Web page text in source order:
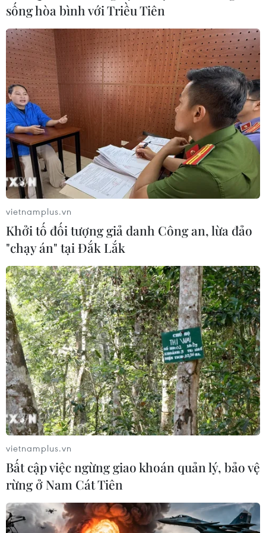
sống hòa bình với Triều Tiên
vietnamplus.vn
Khởi tố đối tượng giả danh Công an, lừa đảo
"chạy án" tại Đắk Lắk
vietnamplus.vn
Bất cập việc ngừng giao khoán quản lý, bảo vệ
rừng ở Nam Cát Tiên